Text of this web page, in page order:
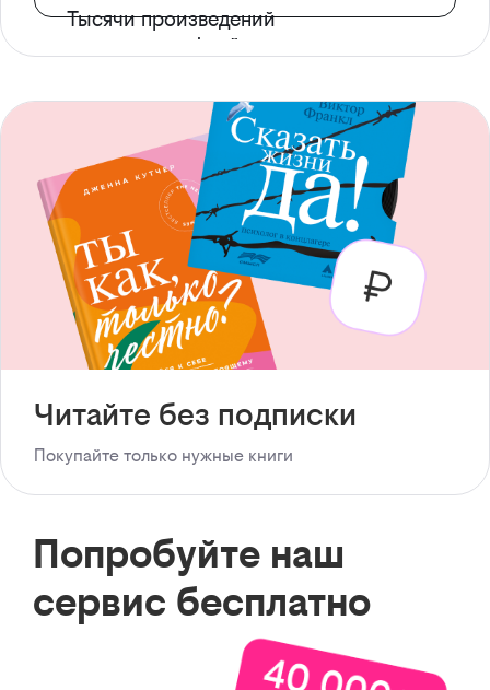
Тысячи произведений
с доступом офлайн
Читайте без подписки
Покупайте только нужные книги
Попробуйте наш
сервис бесплатно